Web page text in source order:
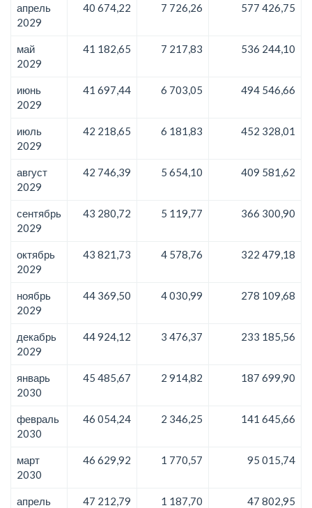
апрель
2029
40 674,22 7 726,26 577 426,75
май
2029
41 182,65 7 217,83 536 244,10
июнь
2029
41 697,44 6 703,05 494 546,66
июль
2029
42 218,65 6 181,83 452 328,01
август
2029
42 746,39 5 654,10 409 581,62
сентябрь
2029
43 280,72 5 119,77 366 300,90
октябрь
2029
43 821,73 4 578,76 322 479,18
ноябрь
2029
44 369,50 4 030,99 278 109,68
декабрь
2029
44 924,12 3 476,37 233 185,56
январь
2030
45 485,67 2 914,82 187 699,90
февраль
2030
46 054,24 2 346,25 141 645,66
март
2030
46 629,92 1 770,57 95 015,74
апрель
47 212,79 1 187,70 47 802,95